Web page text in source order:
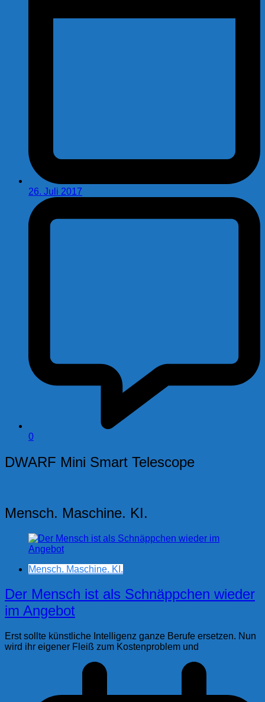
26. Juli 2017
0
DWARF Mini Smart Telescope
Mensch. Maschine. KI.
Mensch. Maschine. KI.
Der Mensch ist als Schnäppchen wieder
im Angebot
Erst sollte künstliche Intelligenz ganze Berufe ersetzen. Nun
wird ihr eigener Fleiß zum Kostenproblem und